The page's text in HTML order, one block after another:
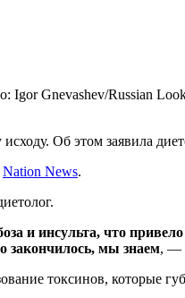
Igor Gnevashev/Russian
Об этом заявила
Nation News.
и инсульта, что
закончилось, мы знаем, —
токсинов, которые